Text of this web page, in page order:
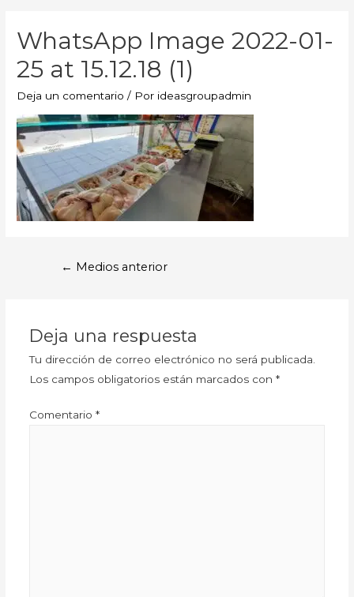
WhatsApp Image 2022-01-
25 at 15.12.18 (1)
Deja un comentario / Por ideasgroupadmin
← Medios anterior
Deja una respuesta
Tu dirección de correo electrónico no será publicada.
Los campos obligatorios están marcados con *
Comentario *